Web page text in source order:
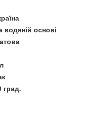
водяній основі
град.